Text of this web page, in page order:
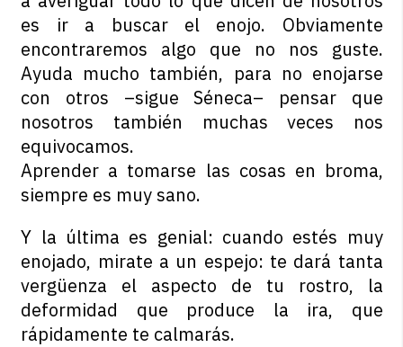
es ir a buscar el enojo. Obviamente
encontraremos algo que no nos guste.
Ayuda mucho también, para no enojarse
con otros –sigue Séneca– pensar que
nosotros también muchas veces nos
equivocamos.
Aprender a tomarse las cosas en broma,
siempre es muy sano.
Y la última es genial: cuando estés muy
enojado, mirate a un espejo: te dará tanta
vergüenza el aspecto de tu rostro, la
deformidad que produce la ira, que
rápidamente te calmarás.